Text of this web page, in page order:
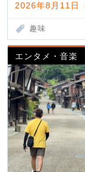
2026年8月11日
趣味
エンタメ・音楽